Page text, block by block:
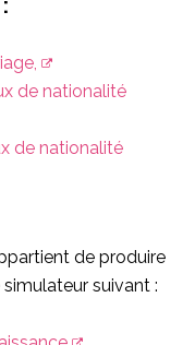
de nationalité
de nationalité
de produire
suivant :